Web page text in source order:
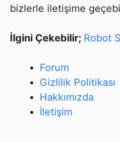
bizlerle iletişime
İlgini Çekebilir; Robot
Forum
Gizlilik Politikası
Hakkımızda
İletişim